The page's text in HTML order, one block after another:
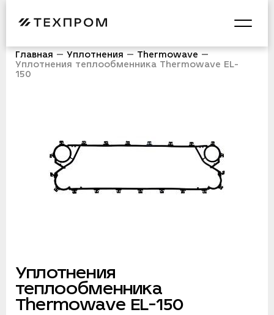
Главная Уплотнения
Thermowave
Уплотнения теплообменника Thermowave EL-
150
Уплотнения
теплообменника
Thermowave EL-150